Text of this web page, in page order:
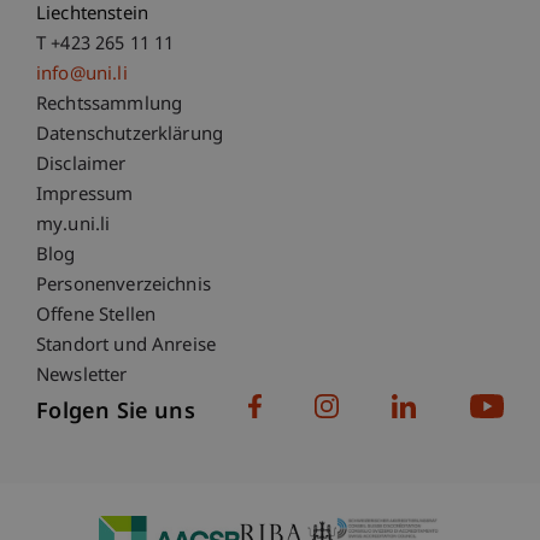
Liechtenstein
T +423 265 11 11
info@uni.li
Fußzeile Rechtliche Hinweise
Rechtssammlung
Datenschutzerklärung
Disclaimer
Impressum
Fußzeile Subdomain-Verzeichnis
my.uni.li
Blog
Personenverzeichnis
Offene Stellen
Standort und Anreise
Newsletter
Folgen Sie uns